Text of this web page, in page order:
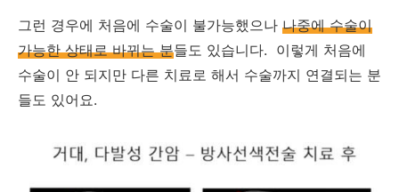
그런 경우에 처음에 수술이 불가능했으나 나중에 수술이
가능한 상태로 바뀌는 분들도 있습니다. 이렇게 처음에
수술이 안 되지만 다른 치료로 해서 수술까지 연결되는 분
들도 있어요.